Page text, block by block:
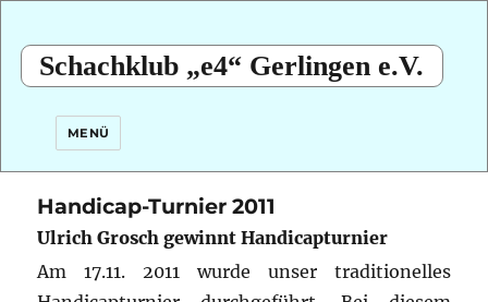
Schachklub „e4“ Gerlingen e.V.
MENÜ
Handicap-Turnier 2011
Ulrich Grosch gewinnt Handicapturnier
Am 17.11. 2011 wurde unser traditionelles